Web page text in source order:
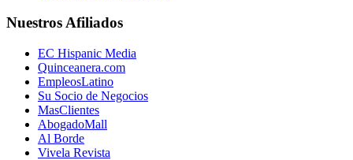
Nuestros Afiliados
EC Hispanic Media
Quinceanera.com
EmpleosLatino
Su Socio de Negocios
MasClientes
AbogadoMall
Al Borde
Vivela Revista